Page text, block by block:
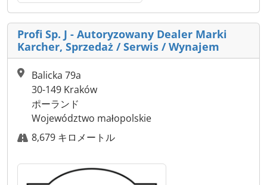
Profi Sp. J - Autoryzowany Dealer Marki
Karcher, Sprzedaż / Serwis / Wynajem
Balicka 79a
30-149 Kraków
ポーランド
Województwo małopolskie
8,679 キロメートル